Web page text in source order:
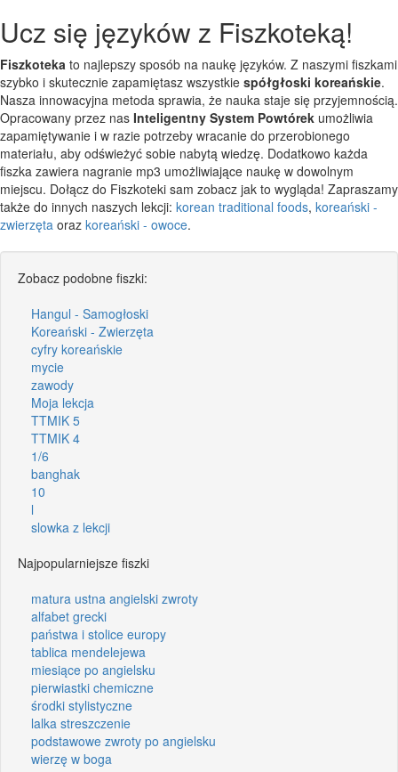
Ucz się języków z Fiszkoteką!
Fiszkoteka to najlepszy sposób na naukę języków. Z naszymi fiszkami
szybko i skutecznie zapamiętasz wszystkie spółgłoski koreańskie.
Nasza innowacyjna metoda sprawia, że nauka staje się przyjemnością.
Opracowany przez nas Inteligentny System Powtórek umożliwia
zapamiętywanie i w razie potrzeby wracanie do przerobionego
materiału, aby odświeżyć sobie nabytą wiedzę. Dodatkowo każda
fiszka zawiera nagranie mp3 umożliwiające naukę w dowolnym
miejscu. Dołącz do Fiszkoteki sam zobacz jak to wygląda! Zapraszamy
także do innych naszych lekcji: korean traditional foods, koreański -
zwierzęta oraz koreański - owoce.
Zobacz podobne fiszki:
Hangul - Samogłoski
Koreański - Zwierzęta
cyfry koreańskie
mycie
zawody
Moja lekcja
TTMIK 5
TTMIK 4
1/6
banghak
10
l
slowka z lekcji
Najpopularniejsze fiszki
matura ustna angielski zwroty
alfabet grecki
państwa i stolice europy
tablica mendelejewa
miesiące po angielsku
pierwiastki chemiczne
środki stylistyczne
lalka streszczenie
podstawowe zwroty po angielsku
wierzę w boga